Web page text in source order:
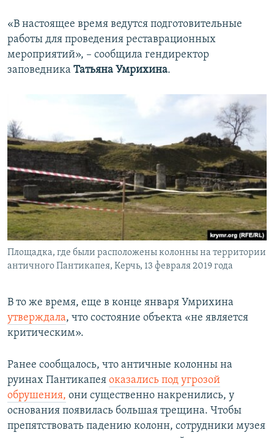
«В настоящее время ведутся подготовительные
работы для проведения реставрационных
мероприятий», – сообщила гендиректор
заповедника Татьяна Умрихина.
Площадка, где были расположены колонны на территории
античного Пантикапея, Керчь, 13 февраля 2019 года
В то же время, еще в конце января Умрихина
утверждала, что состояние объекта «не является
критическим».
Ранее сообщалось, что античные колонны на
руинах Пантикапея оказались под угрозой
обрушения, они существенно накренились, у
основания появилась большая трещина. Чтобы
препятствовать падению колонн, сотрудники музея